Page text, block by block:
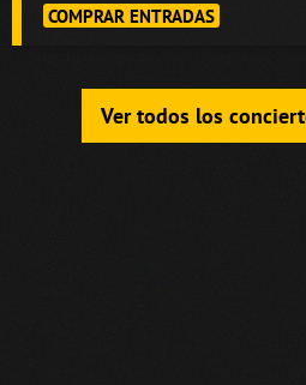
COMPRAR ENTRADAS
Ver todos los